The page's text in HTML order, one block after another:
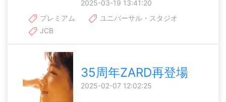
2025-03-19 13:41:20
プレミアム
ユニバーサル・スタジオ
JCB
35周年ZARD再登場
2025-02-07 12:02:25